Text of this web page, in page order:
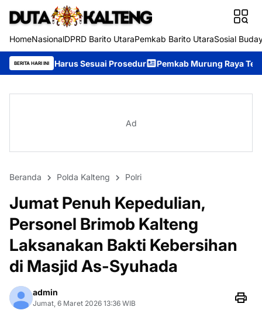
HomeNasionalDPRD Barito UtaraPemkab Barito UtaraSosial
BERITA HARI INI
Sesuai Prosedur Pemkab Murung Raya Tetapkan Status
Ad
Beranda Polda Kalteng Polri
Jumat Penuh Kepedulian,
Personel Brimob Kalteng
Laksanakan Bakti Kebersihan
di Masjid As-Syuhada
admin
Jumat, 6 Maret 2026 13:36 WIB